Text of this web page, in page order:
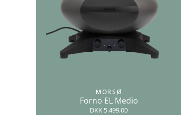
MORSØ
Forno EL Medio
DKK 5.499,00